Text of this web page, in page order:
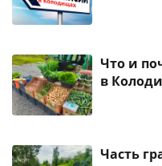
Что и
в
Часть